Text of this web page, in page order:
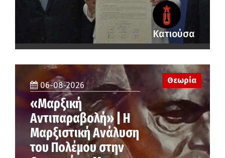
Κατιούσα
06-08-2026
«Μαρξική
Αντιπαραβολή» | Η
Μαρξιστική Ανάλυση
του Πολέμου στην
Θεωρία